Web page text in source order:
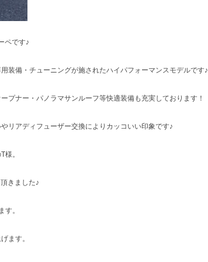
ペです♪
装備・チューニングが施されたハイパフォーマンスモデルです♪
プナー・パノラマサンルーフ等快適装備も充実しております！
リアディフューザー交換によりカッコいい印象です♪
様。
きました♪
す。
ます。